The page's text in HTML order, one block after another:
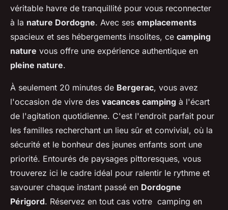
véritable havre de tranquillité pour vous reconnecter
à la nature Dordogne. Avec ses emplacements
spacieux et ses hébergements insolites, ce camping
nature vous offre une expérience authentique en
pleine nature.
À seulement 20 minutes de Bergerac, vous avez
l'occasion de vivre des vacances camping à l'écart
de l'agitation quotidienne. C'est l'endroit parfait pour
les familles recherchant un lieu sûr et convivial, où la
sécurité et le bonheur des jeunes enfants sont une
priorité. Entourés de paysages pittoresques, vous
trouverez ici le cadre idéal pour ralentir le rythme et
savourer chaque instant passé en Dordogne
Périgord. Réservez en tout cas votre camping en